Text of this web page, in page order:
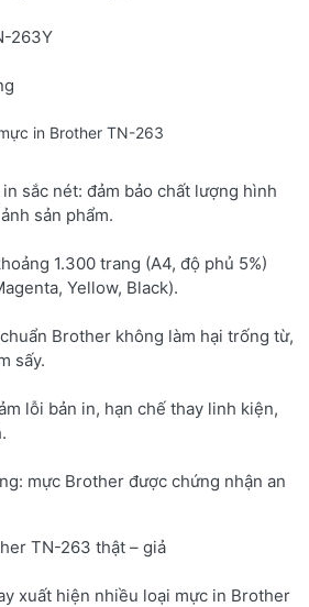
263Y
in Brother TN-263
sắc nét: đảm bảo chất lượng hình
sản phẩm.
1.300 trang (A4, độ phủ 5%)
Yellow, Black).
Brother không làm hại trống từ,
sấy.
lỗi bản in, hạn chế thay linh kiện,
mực Brother được chứng nhận an
TN-263 thật – giả
xuất hiện nhiều loại mực in Brother